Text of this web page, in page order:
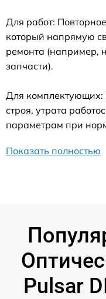
Для работ:
который напрямую
ремонта (например,
запчасти).
Для
строя, утрата
параметрам при
Показать полностью
Pulsar